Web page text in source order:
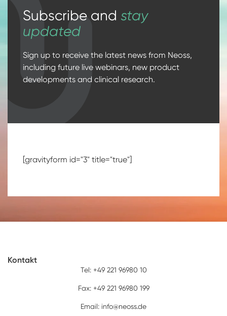
Subscribe and stay
updated
Sign up to receive the latest news from Neoss,
including future live webinars, new product
developments and clinical research.
[gravityform id="3" title="true"]
Kontakt
Tel: +49 221 96980 10
Fax: +49 221 96980 199
Email: info@neoss.de